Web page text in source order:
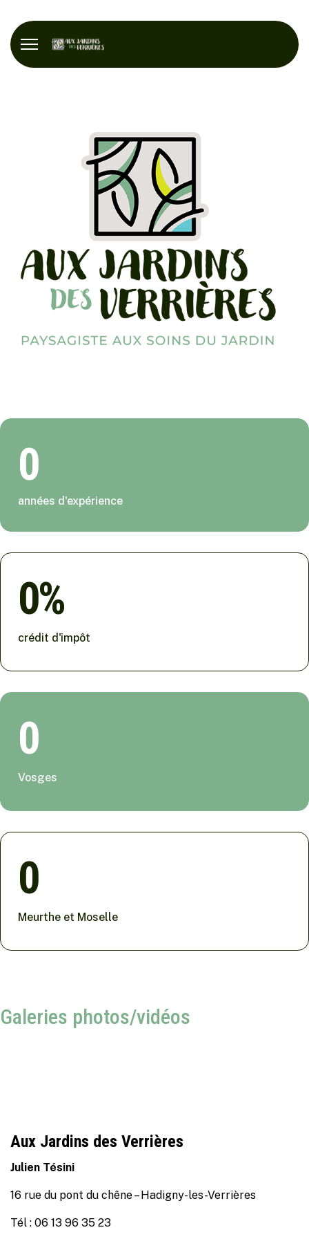
0
années d'expérience
0
crédit d'impôt
0
Vosges
0
Meurthe et Moselle
Galeries photos/vidéos
Aux Jardins des Verrières
Julien Tésini
16 rue du pont du chêne – Hadigny-les-Verrières
Tél : 06 13 96 35 23